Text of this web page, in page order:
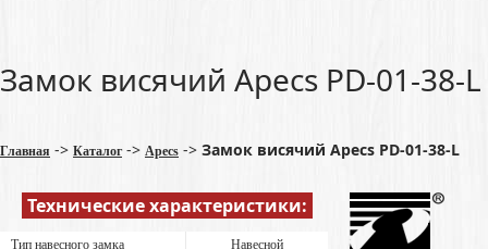
Замок висячий Apecs PD-01-38-L
Главная -> Каталог-> Apecs -> Замок висячий Apecs PD-01-38-L
Технические характеристики:
Тип навесного замка
Навесной